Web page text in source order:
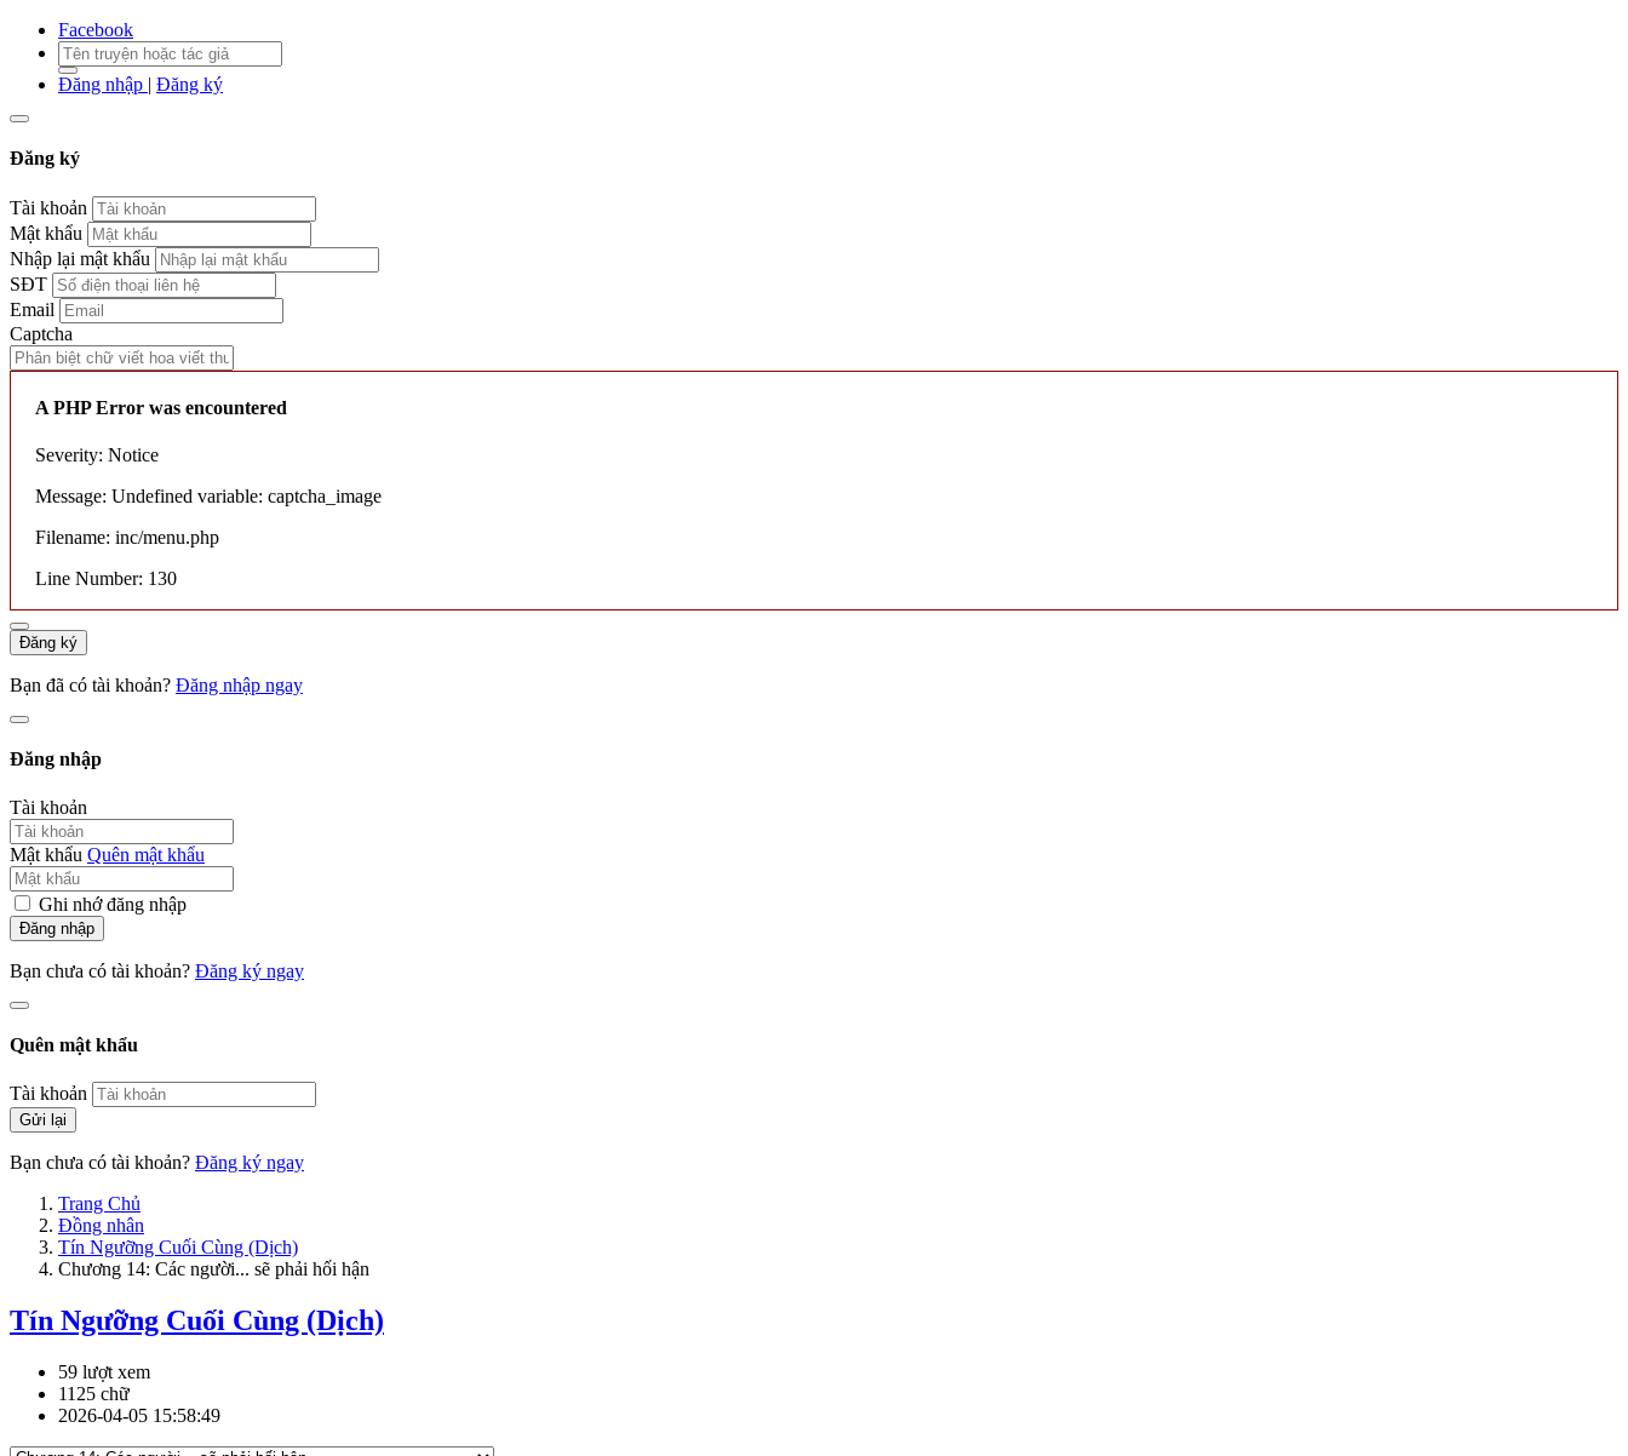
Facebook
Đăng nhập | Đăng ký
Đăng ký
Tài khoản
Mật khẩu
Nhập lại mật khẩu
SĐT
Email
Captcha
A PHP Error was encountered
Severity: Notice
Message: Undefined variable: captcha_image
Filename: inc/menu.php
Line Number: 130
Đăng ký
Bạn đã có tài khoản? Đăng nhập ngay
Đăng nhập
Tài khoản
Mật khẩu Quên mật khẩu
Ghi nhớ đăng nhập
Đăng nhập
Bạn chưa có tài khoản? Đăng ký ngay
Quên mật khẩu
Tài khoản
Gửi lại
Bạn chưa có tài khoản? Đăng ký ngay
Trang Chủ
Đồng nhân
Tín Ngưỡng Cuối Cùng (Dịch)
Chương 14: Các người... sẽ phải hối hận
Tín Ngưỡng Cuối Cùng (Dịch)
59 lượt xem
1125 chữ
2026-04-05 15:58:49